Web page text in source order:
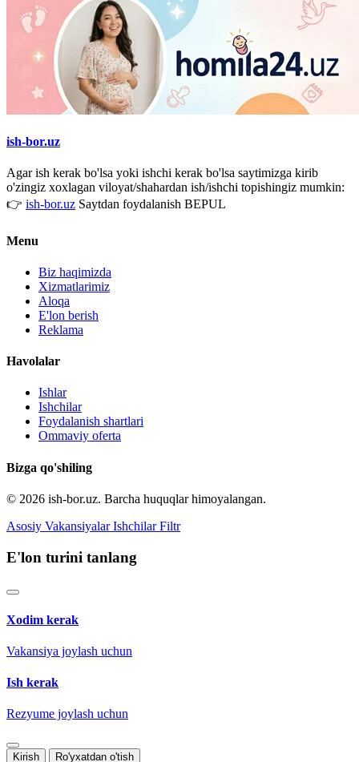
ish-bor.uz
Agar ish kerak bo'lsa yoki ishchi kerak bo'lsa saytimizga kirib
o'zingiz xoxlagan viloyat/shahardan ish/ishchi topishingiz mumkin:
👉 ish-bor.uz Saytdan foydalanish BEPUL
Menu
Biz haqimizda
Xizmatlarimiz
Aloqa
E'lon berish
Reklama
Havolalar
Ishlar
Ishchilar
Foydalanish shartlari
Ommaviy oferta
Bizga qo'shiling
© 2026 ish-bor.uz. Barcha huquqlar himoyalangan.
Asosiy Vakansiyalar Ishchilar Filtr
E'lon turini tanlang
Xodim kerak
Vakansiya joylash uchun
Ish kerak
Rezyume joylash uchun
Kirish Ro'yxatdan o'tish